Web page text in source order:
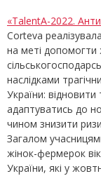
«TalentA-2022.
Corteva
на меті допомогти
наслідками
України:
адаптуватись до
чином знизити
Загалом
жінок-фермерок
України, які у